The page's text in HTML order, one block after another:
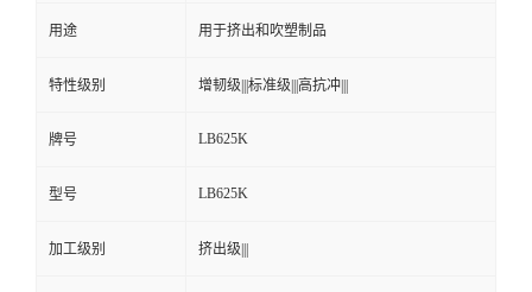
用途 用于挤出和吹塑制品
特性级别 增韧级|||标准级|||高抗冲|||
牌号 LB625K
型号 LB625K
加工级别 挤出级|||